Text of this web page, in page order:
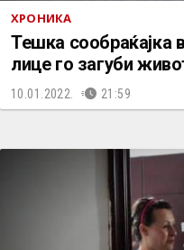
ХРОНИКА
Тешка сообраќајка
лице го загуби
10.01.2022. 21:59